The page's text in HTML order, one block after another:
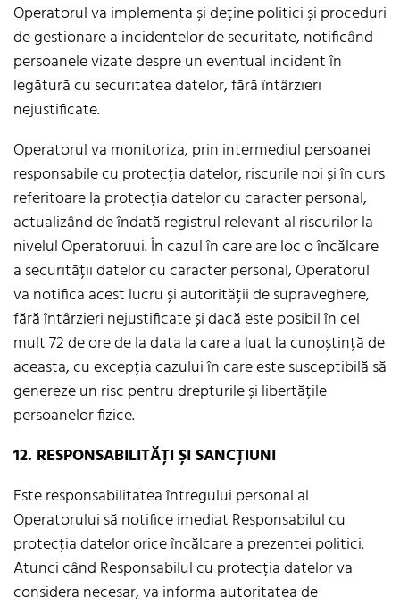
Operatorul va implementa și deține politici și proceduri
de gestionare a incidentelor de securitate, notificând
persoanele vizate despre un eventual incident în
legătură cu securitatea datelor, fără întârzieri
nejustificate.
Operatorul va monitoriza, prin intermediul persoanei
responsabile cu protecția datelor, riscurile noi și în curs
referitoare la protecția datelor cu caracter personal,
actualizând de îndată registrul relevant al riscurilor la
nivelul Operatoruui. În cazul în care are loc o încălcare
a securității datelor cu caracter personal, Operatorul
va notifica acest lucru și autorității de supraveghere,
fără întârzieri nejustificate și dacă este posibil în cel
mult 72 de ore de la data la care a luat la cunoștință de
aceasta, cu excepția cazului în care este susceptibilă să
genereze un risc pentru drepturile și libertățile
persoanelor fizice.
12. RESPONSABILITĂȚI ȘI SANCȚIUNI
Este responsabilitatea întregului personal al
Operatorului să notifice imediat Responsabilul cu
protecția datelor orice încălcare a prezentei politici.
Atunci când Responsabilul cu protecția datelor va
considera necesar, va informa autoritatea de